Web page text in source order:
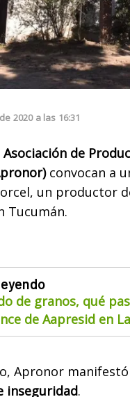
de 2020 a las 16:31
Asociación de
convocan a
un productor
Tucumán.
de granos, qué
de Aapresid en
Apronor
inseguridad.